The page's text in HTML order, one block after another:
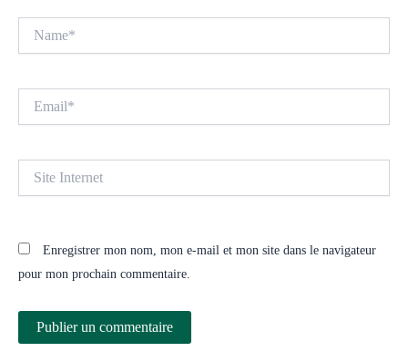
Internet
Enregistrer mon nom, mon e-mail et mon site dans le navigateur
pour mon prochain commentaire.